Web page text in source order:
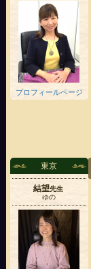
プロフィールページ
東京
結望先生
ゆの